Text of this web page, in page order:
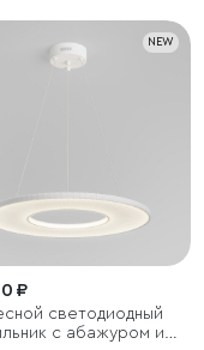
NEW
₽
светодиодный
с абажуром из